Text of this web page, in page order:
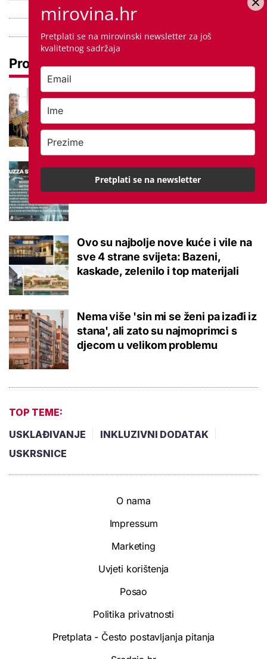
Pročitaj još
Među najtraženijim zanimanjima na
Ostalo malo mjesta za drugi rok
Interaktivno učenje u Varaždinu i
Zagrebu: Sudjelujte u besplatnim
Ovo su najbolje nove kuće i vile na
sve 4 strane svijeta: Bazeni,
kaskade, zelenilo i top materijali
Nema više 'sin mi se ženi pa izađi iz
stana', ali zato su najmoprimci s
djecom u velikom problemu
TOP TEME:
USKLAĐIVANJE
INKLUZIVNI DODATAK
USKRSNICE
O nama
Impressum
Marketing
Uvjeti korištenja
Posao
Politika privatnosti
Pretplata - Često postavljanja pitanja
mirovina.hr
Pretplati se na mirovinski newsletter za još
kvalitetnog sadržaja
Pretplati se na newsletter